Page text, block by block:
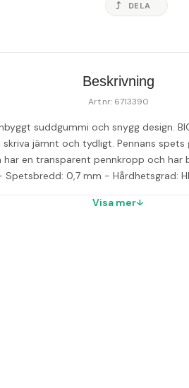
DELA
Beskrivning
Art.nr: 6713390
suddgummi och snygg design.
jämnt och tydligt. Pennans
en transparent pennkropp och
0,7 mm - Hårdhetsgrad:
Visa mer